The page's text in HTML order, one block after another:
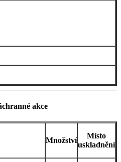
akce
Množství
Místo
uskladnění